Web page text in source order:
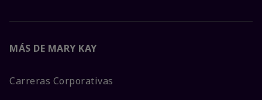
MÁS DE MARY KAY
Carreras Corporativas